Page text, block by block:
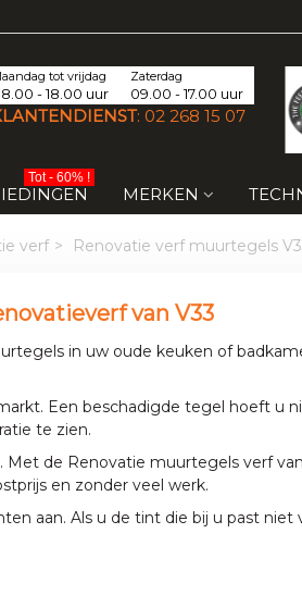
tot vrijdag
- 18.00 uur
Zaterdag
09.00 - 17.00 uur
: 02 268 15 07
Tot - 60% !
MERKEN
verf > Renovatie verf muurtegels
van V33
in uw oude keuken of
Een beschadigde tegel hoeft u
te zien.
de Renovatie muurtegels verf
en zonder veel werk.
aan. Als u de tint die bij u past